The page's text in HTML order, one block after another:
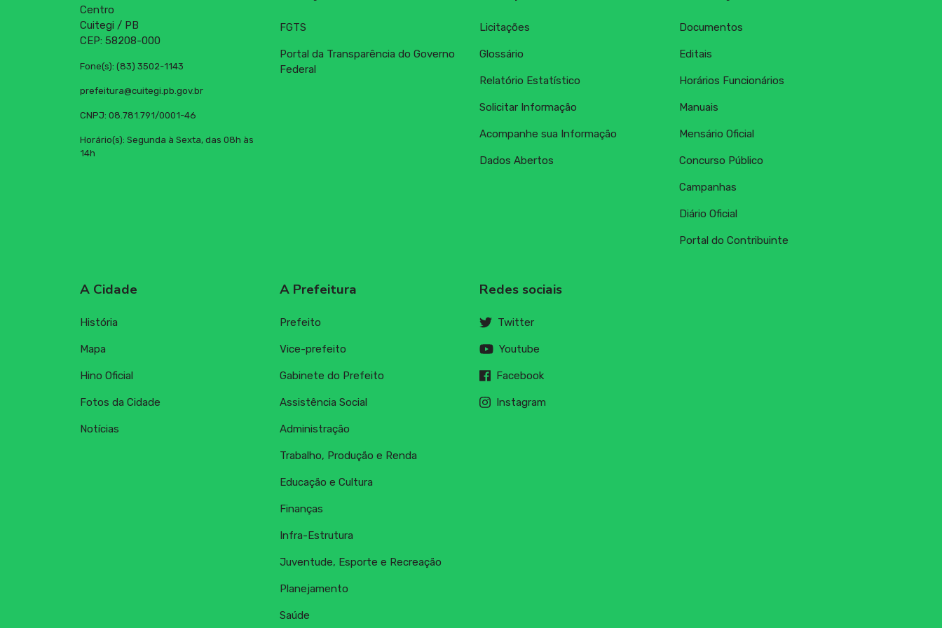
Centro
Cuitegi / PB
CEP: 58208-000
Fone(s): (83) 3502-1143
prefeitura@cuitegi.pb.gov.br
CNPJ: 08.781.791/0001-46
Horário(s): Segunda à Sexta, das 08h às
14h
FGTS
Portal da Transparência do Governo
Federal
Licitações
Glossário
Relatório Estatístico
Solicitar Informação
Acompanhe sua Informação
Dados Abertos
Documentos
Editais
Horários Funcionários
Manuais
Mensário Oficial
Concurso Público
Campanhas
Diário Oficial
Portal do Contribuinte
A Cidade
História
Mapa
Hino Oficial
Fotos da Cidade
Notícias
A Prefeitura
Prefeito
Vice-prefeito
Gabinete do Prefeito
Assistência Social
Administração
Trabalho, Produção e Renda
Educação e Cultura
Finanças
Infra-Estrutura
Juventude, Esporte e Recreação
Planejamento
Saúde
Redes sociais
Twitter
Youtube
Facebook
Instagram